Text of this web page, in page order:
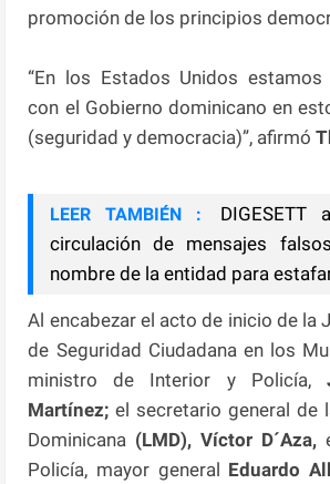
promoción de los principios
“En los Estados Unidos
con el Gobierno dominicano en
(seguridad y democracia)”, afirmó
LEER TAMBIÉN :
DIGESETT
circulación de mensajes
nombre de la entidad para
Al encabezar el acto de inicio de la
de Seguridad Ciudadana en los
ministro de Interior y Policía,
Martínez; el secretario general de
Dominicana (LMD), Víctor D´Aza,
Policía, mayor general Eduardo